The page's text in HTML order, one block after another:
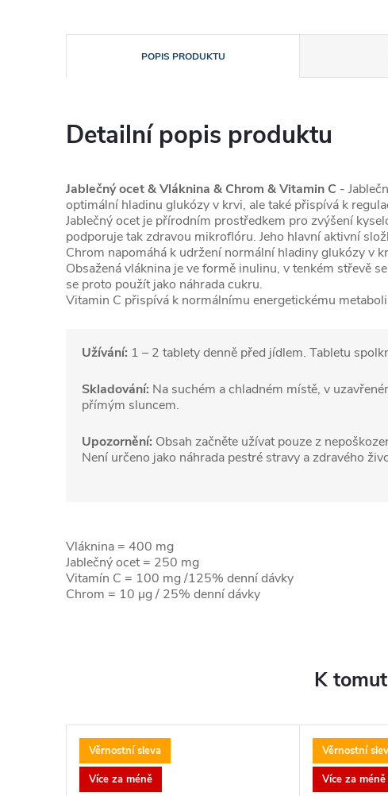
POPIS PRODUKTU
Detailní popis produktu
Jablečný ocet & Vláknina & Chrom & Vitamin C -
optimální hladinu glukózy v krvi, ale také přispívá k
Jablečný ocet je přírodním prostředkem pro zvýšení
podporuje tak zdravou mikroflóru. Jeho hlavní aktivní
Chrom napomáhá k udržení normální hladiny glukózy v
Obsažená vláknina je ve formě inulinu, v tenkém střevě
se proto použít jako náhrada cukru.
Vitamin C přispívá k normálnímu energetickému
Užívání: 1 – 2 tablety denně před jídlem. Tabletu
Skladování: Na suchém a chladném místě, v
přímým sluncem.
Upozornění: Obsah začněte užívat pouze z
Není určeno jako náhrada pestré stravy a zdravého
Vláknina = 400 mg
Jablečný ocet = 250 mg
Vitamín C = 100 mg /125% denní dávky
Chrom = 10 µg / 25% denní dávky
K
Věrnostní sleva
Více za méně
Věrnostní
Více za méně